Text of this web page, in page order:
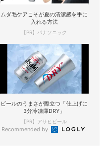
ムダ毛ケアこそが夏の清潔感を手に
入れる方法
【PR】パナソニック
ビールのうまさが際立つ「仕上げに
3分冷凍庫DRY」
【PR】アサヒビール
Recommended by